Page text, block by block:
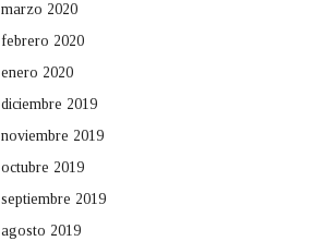
marzo 2020
febrero 2020
enero 2020
diciembre 2019
noviembre 2019
octubre 2019
septiembre 2019
agosto 2019